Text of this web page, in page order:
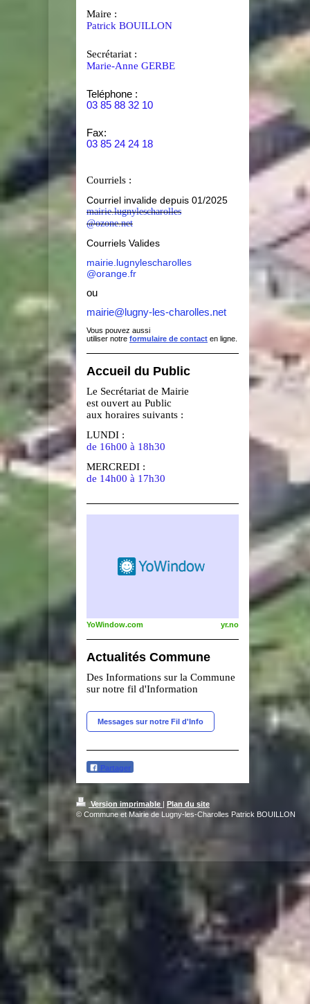
Maire :
Patrick BOUILLON
Secrétariat :
Marie-Anne GERBE
Teléphone :
03 85 88 32 10
Fax:
03 85 24 24 18
Courriels :
Courriel invalide depuis 01/2025
mairie.lugnylescharolles
@ozone.net
Courriels Valides
mairie.lugnylescharolles
@orange.fr
ou
mairie@lugny-les-charolles.net
Vous pouvez aussi
utiliser notre formulaire de contact en ligne.
Accueil du Public
Le Secrétariat de Mairie
est ouvert au Public
aux horaires suivants :
LUNDI :
de 16h00 à 18h30
MERCREDI :
de 14h00 à 17h30
YoWindow.com yr.no
Actualités Commune
Des Informations sur la Commune
sur notre fil d'Information
Messages sur notre Fil d'Info
Partager
Version imprimable | Plan du site
© Commune et Mairie de Lugny-les-Charolles Patrick BOUILLON